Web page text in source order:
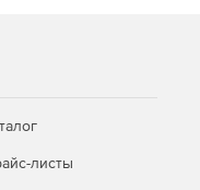
листы